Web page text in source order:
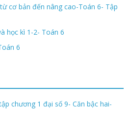
cơ bản đến nâng cao-Toán 6- Tập
học kì 1-2- Toán 6
6
chương 1 đại số 9- Căn bậc hai-